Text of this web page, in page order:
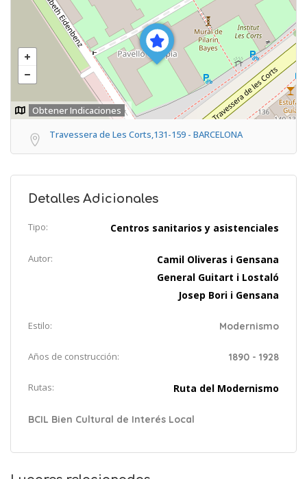
Obtener Indicaciones
Travessera de Les Corts,131-159 - BARCELONA
Detalles Adicionales
Tipo: Centros sanitarios y asistenciales
Autor:
Camil Oliveras i Gensana
General Guitart i Lostaló
Josep Bori i Gensana
Estilo: Modernismo
Años de construcción: 1890 - 1928
Rutas: Ruta del Modernismo
BCIL Bien Cultural de Interés Local